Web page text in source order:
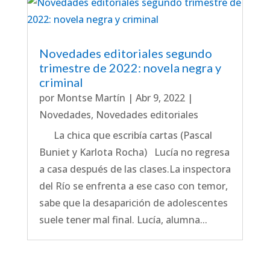
Novedades editoriales segundo
trimestre de 2022: novela negra y
criminal
por Montse Martín | Abr 9, 2022|
Novedades, Novedades editoriales
La chica que escribía cartas (Pascal
Buniet y Karlota Rocha) Lucía no regresa
a casa después de las clases.La inspectora
del Río se enfrenta a ese caso con temor,
sabe que la desaparición de adolescentes
suele tener mal final. Lucía, alumna...